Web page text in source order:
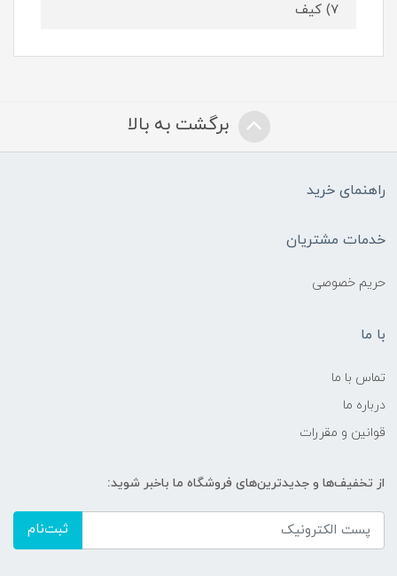
7) کیف
برگشت به بالا
راهنمای خرید
خدمات مشتریان
حریم خصوصی
با ما
تماس با ما
درباره ما
قوانین و مقررات
از تخفیف‌ها و جدیدترین‌های فروشگاه ما باخبر شوید:
ثبت‌نام